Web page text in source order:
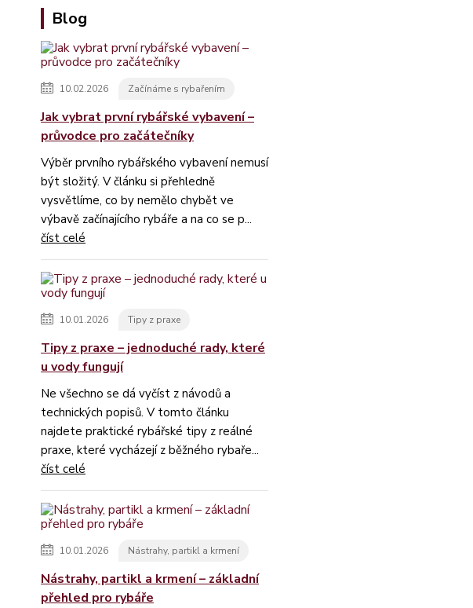
Blog
10.02.2026 Začínáme s rybařením
Jak vybrat první rybářské vybavení –
průvodce pro začátečníky
Výběr prvního rybářského vybavení nemusí
být složitý. V článku si přehledně
vysvětlíme, co by nemělo chybět ve
výbavě začínajícího rybáře a na co se p...
číst celé
10.01.2026 Tipy z praxe
Tipy z praxe – jednoduché rady, které
u vody fungují
Ne všechno se dá vyčíst z návodů a
technických popisů. V tomto článku
najdete praktické rybářské tipy z reálné
praxe, které vycházejí z běžného rybaře...
číst celé
10.01.2026 Nástrahy, partikl a krmení
Nástrahy, partikl a krmení – základní
přehled pro rybáře